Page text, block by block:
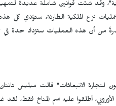
وقد سُنّت قوانين شاملة عديدة لتمهيد
نزع الملكية الطارئة، ستؤدي كل هذه
من أن هذه العمليات ستزداد حدة في
عام 2025، هو في جوهره "قانون لتجارة الانبعاثات" قالت
أطلقوا عليه اسم المناخ فقط، لقد